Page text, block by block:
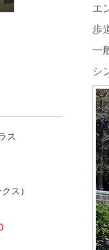
エ
歩
一
シ
ス
ス）